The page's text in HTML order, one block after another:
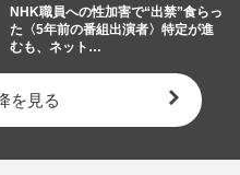
NHK職員への性加害で“出禁”食らっ
た〈5年前の番組出演者〉特定が進
むも、ネット…
を見る